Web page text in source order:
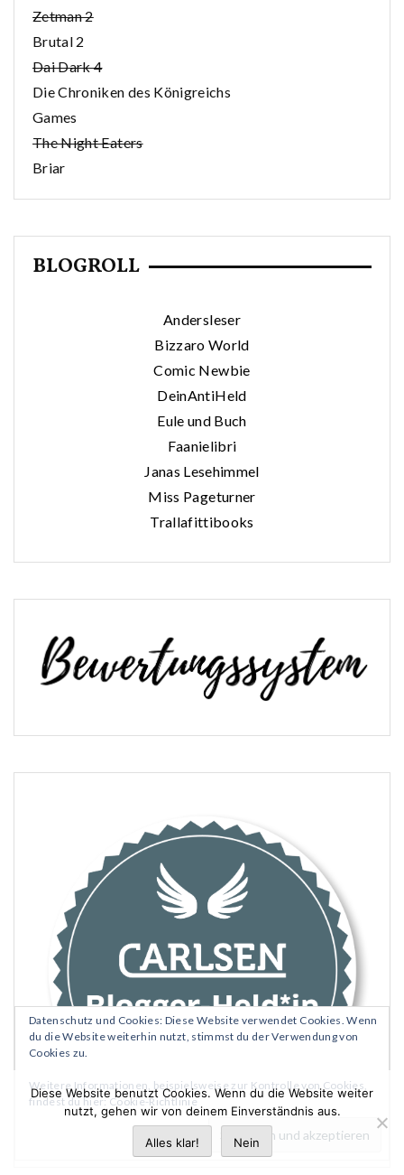
Zetman 2
Brutal 2
Dai Dark 4
Die Chroniken des Königreichs
Games
The Night Eaters
Briar
BLOGROLL
Andersleser
Bizzaro World
Comic Newbie
DeinAntiHeld
Eule und Buch
Faanielibri
Janas Lesehimmel
Miss Pageturner
Trallafittibooks
Datenschutz und Cookies: Diese Website verwendet Cookies. Wenn
du die Website weiterhin nutzt, stimmst du der Verwendung von
Cookies zu.
Weitere Informationen, beispielsweise zur Kontrolle von Cookies,
findest du hier:Cookie-Richtlinie
Diese Website benutzt Cookies. Wenn du die Website weiter
nutzt, gehen wir von deinem Einverständnis aus.
Alles klar! Nein